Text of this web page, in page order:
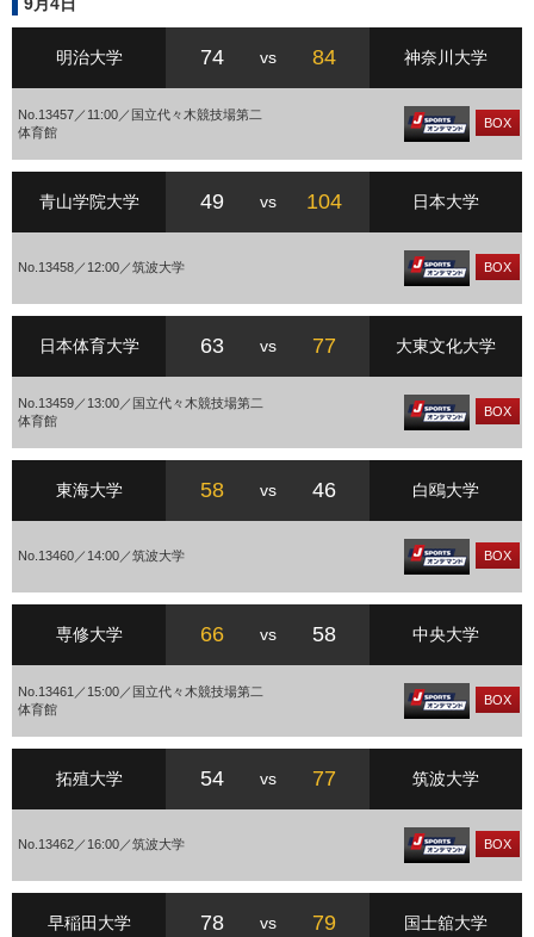
明治大学 74 vs 84 神奈川大学
No.13457／11:00／国立代々木競技場第二
体育館
BOX
青山学院大学 49 vs 104 日本大学
No.13458／12:00／筑波大学 BOX
日本体育大学 63 vs 77 大東文化大学
No.13459／13:00／国立代々木競技場第二
体育館
BOX
東海大学 58 vs 46 白鴎大学
No.13460／14:00／筑波大学 BOX
専修大学 66 vs 58 中央大学
No.13461／15:00／国立代々木競技場第二
体育館
BOX
拓殖大学 54 vs 77 筑波大学
No.13462／16:00／筑波大学 BOX
早稲田大学 78 vs 79 国士舘大学